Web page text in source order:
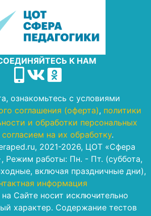
К НАМ
ознакомьтесь с условиями
соглашения (оферта), политики
и обработки персональных
согласием на их обработку.
2021-2026, ЦОТ «Сфера
Режим работы: Пн. - Пт. (суббота,
включая праздничные дни),
информация
Сайте носит исключительно
характер. Содержание тестов